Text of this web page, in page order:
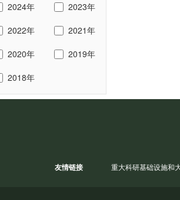
2024年
2023年
2022年
2021年
2020年
2019年
2018年
友情链接 重大科研基础设施和